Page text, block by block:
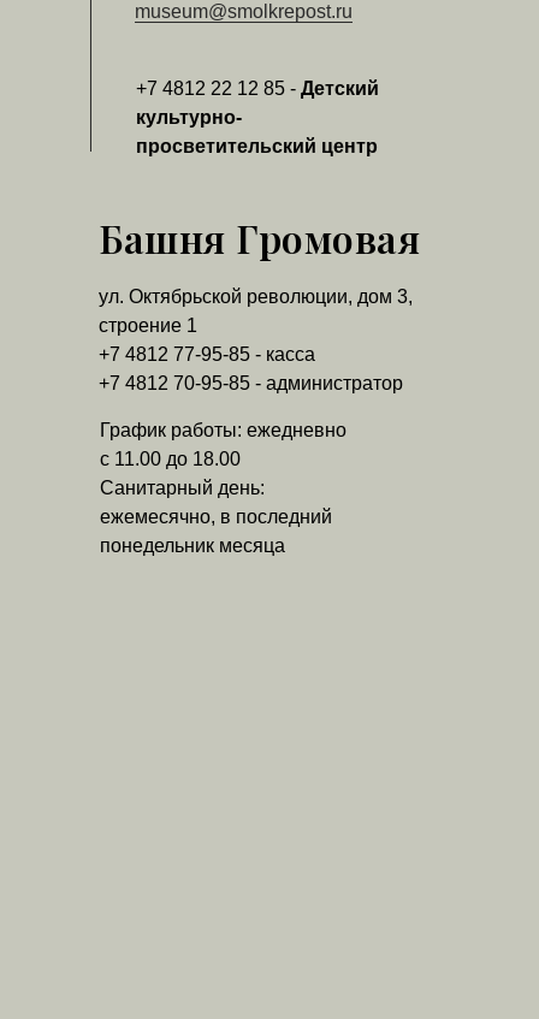
График работы: ежедневно
с 11.00 до 18.00
Санитарный день:
ежемесячно, в последний
понедельник месяца
museum@smolkrepost.ru
+7 4812 22 12 85 - Детский
культурно-
просветительский центр
ул. Октябрьской революции, дом 3,
строение 1
+7 4812 77-95-85 - касса
+7 4812 70-95-85 - администратор
Башня Громовая